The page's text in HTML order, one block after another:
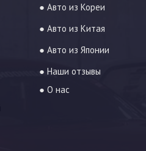
● Авто из Китая
● Авто из Японии
● Авто из Кореи
● Наши отзывы
● О нас